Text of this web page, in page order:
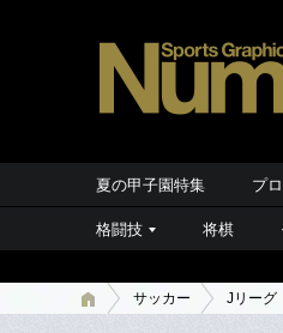
夏の甲子園特集 プ
格闘技 将棋
サッカー Jリーグ